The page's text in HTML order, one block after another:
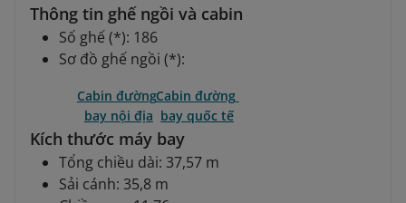
Thông tin ghế ngồi và cabin
Số ghế (*): 186
Sơ đồ ghế ngồi (*):
Cabin đường
bay nội địa
Cabin đường
bay quốc tế
Kích thước máy bay
Tổng chiều dài: 37,57 m
Sải cánh: 35,8 m